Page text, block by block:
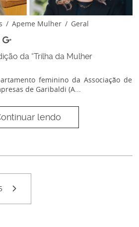
/ Apeme Mulher / Geral
da “Trilha da Mulher
feminino da Associação de
de Garibaldi (A...
lendo